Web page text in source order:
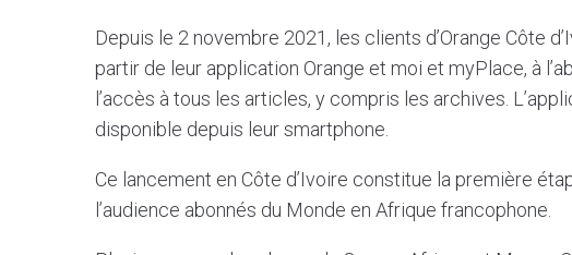
Depuis le 2 novembre 2021, les clients d’Orange Côte
partir de leur application Orange et moi et myPlace, à
l’accès à tous les articles, y compris les archives.
disponible depuis leur smartphone.
Ce lancement en Côte d’Ivoire constitue la première
l’audience abonnés du Monde en Afrique francophone.